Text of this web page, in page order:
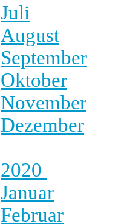
Juli
August
September
Oktober
November
Dezember
2020
Januar
Februar